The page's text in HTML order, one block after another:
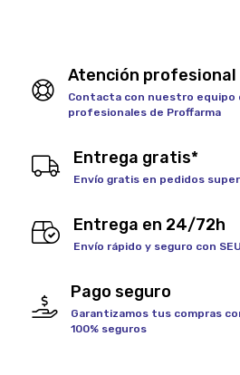
Atención profesional
Contacta con nuestro equipo
profesionales de Proffarma
Entrega gratis*
Envío gratis en pedidos
Entrega en 24/72h
Envío rápido y seguro con
Pago seguro
Garantizamos tus compras
100% seguros